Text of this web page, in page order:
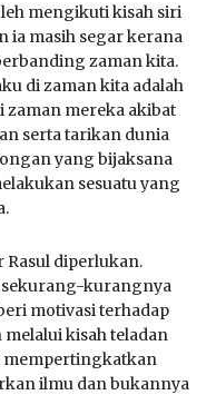
mengikuti kisah siri
ia masih segar kerana
zaman kita.
di zaman kita adalah
zaman mereka akibat
serta tarikan dunia
yang bijaksana
sesuatu yang
Rasul diperlukan.
sekurang-kurangnya
motivasi terhadap
melalui kisah teladan
mempertingkatkan
ilmu dan bukannya